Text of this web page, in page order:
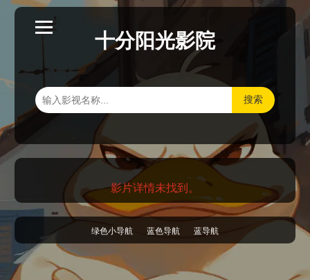
十分阳光影院
搜索
影片详情未找到。
绿色小导航 蓝色导航 蓝导航